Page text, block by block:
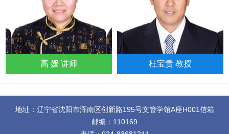
高 媛 讲师 杜宝贵 教授
地址：辽宁省沈阳市浑南区创新路195号文管学馆A座H001信箱
邮编：110169